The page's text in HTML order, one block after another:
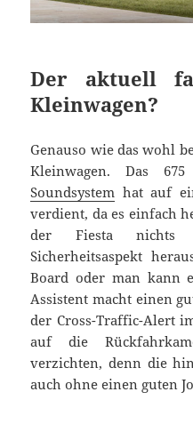
Der aktuell
Kleinwagen?
Genauso wie das wohl
Kleinwagen. Das
Soundsystem hat auf
verdient, da es einfach
der Fiesta nichts
Sicherheitsaspekt
Board oder man kann
Assistent macht einen
der Cross-Traffic-Alert
auf die
verzichten, denn die
auch ohne einen guten